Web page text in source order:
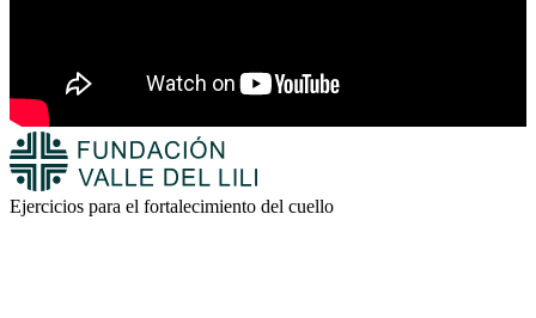
Ejercicios para el fortalecimiento del cuello